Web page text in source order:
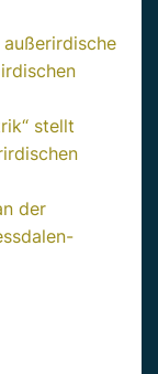
stellt
der